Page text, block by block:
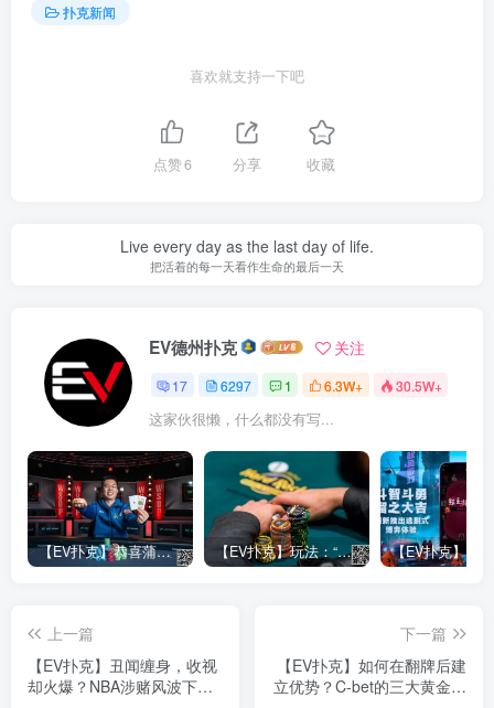
扑克新闻
喜欢就支持一下吧
点赞6 分享 收藏
Live every day as the last day of life.
把活着的每一天看作生命的最后一天
EV德州扑克 关注
17 6297 1 6.3W+ 30.5W+
这家伙很懒，什么都没有写...
【EV扑克】恭喜蒲蔚然赛事#65夺冠，收获国人2023WSOP第六条金手链，奖金93万刀！ 【EV扑克】玩法：“松弱鱼/松凶鱼打法”的基本攻略
上一篇
【EV扑克】丑闻缠身，收视
却火爆？NBA涉赌风波下电
下一篇
【EV扑克】如何在翻牌后建
立优势？C-bet的三大黄金法